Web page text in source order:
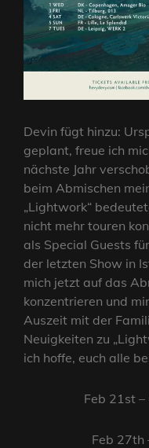
Devin fügt hinzu:
geplant, freue ich
nächste Jahr
beim Abmischen
„Lightwork“
nicht mehr touren
als Special Guests
der letzten Show in
mich jetzt auf das
konzentrieren und
Auszeit mit der
Neuigkeiten zu
ich hoffe, euch alle
Feb 21st –
Feb 27th